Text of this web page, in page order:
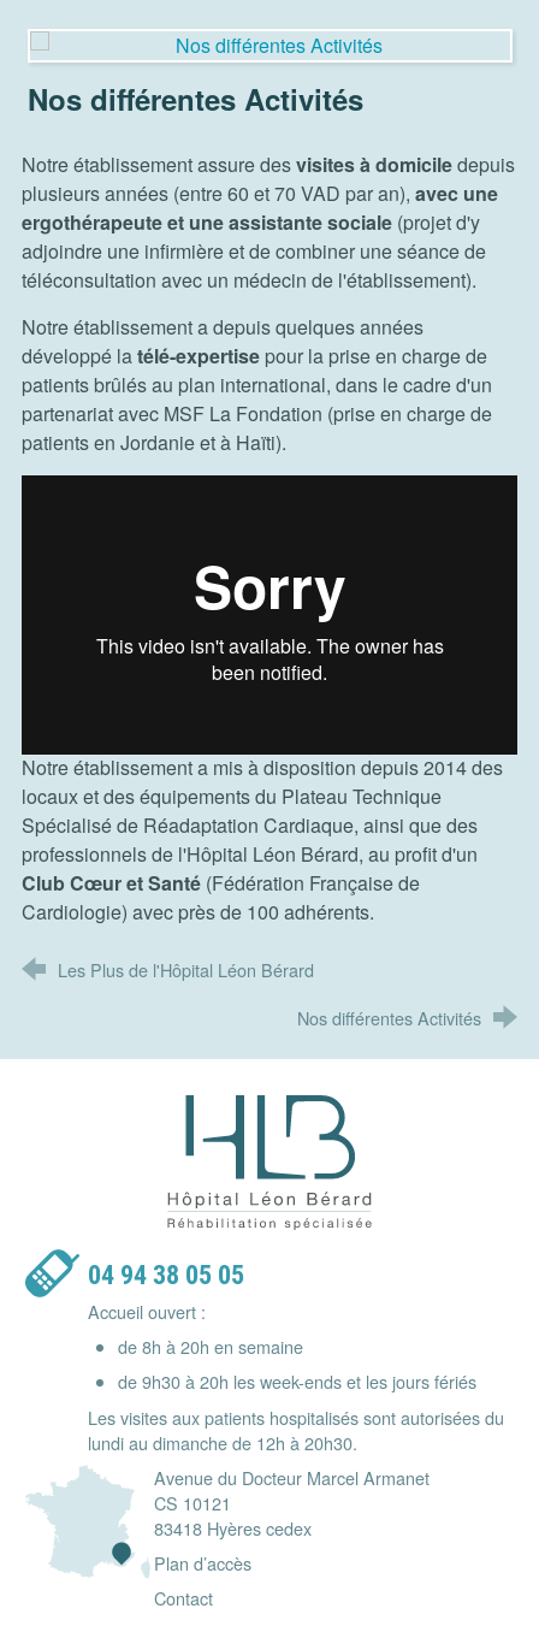
Nos différentes Activités
Notre établissement assure desvisites à domiciledepuis
plusieurs années (entre 60 et 70 VAD par an), avec une
ergothérapeute et une assistante sociale(projet d'y
adjoindre une infirmière et de combiner une séance de
téléconsultation avec un médecin de l'établissement).
Notre établissement a depuis quelques années
développé latélé-expertise pour la prise en charge de
patients brûlés au plan international, dans le cadre d'un
partenariat avec MSF La Fondation (prise en charge de
patients en Jordanie et à Haïti).
Notre établissement a mis à disposition depuis 2014 des
locaux et des équipements du Plateau Technique
Spécialisé de Réadaptation Cardiaque, ainsi que des
professionnels de l'Hôpital Léon Bérard, au profit d'un
Club Cœur et Santé(Fédération Française de
Cardiologie) avec près de 100 adhérents.
Les Plus de l'Hôpital Léon Bérard
Nos différentes Activités
Hôpital Léon Bérard -
04 94 38 05 05
Accueil ouvert :
de 8h à 20h en semaine
de 9h30 à 20h les week-ends et les jours fériés
Les visites aux patients hospitalisés sont autorisées du
lundi au dimanche de 12h à 20h30.
Avenue du Docteur Marcel Armanet
CS 10121
83418 Hyères cedex
Plan d’accès
Contact